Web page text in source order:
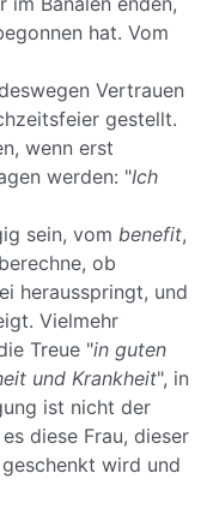
hat. Vom
Vertrauen
gestellt.
wenn erst
werden: "Ich
sein, vom benefit,
ob
herausspringt, und
Vielmehr
Treue "in guten
und Krankheit", in
ist nicht der
diese Frau, dieser
wird und